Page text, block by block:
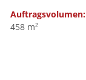
Auftragsvolumen:
458 m²